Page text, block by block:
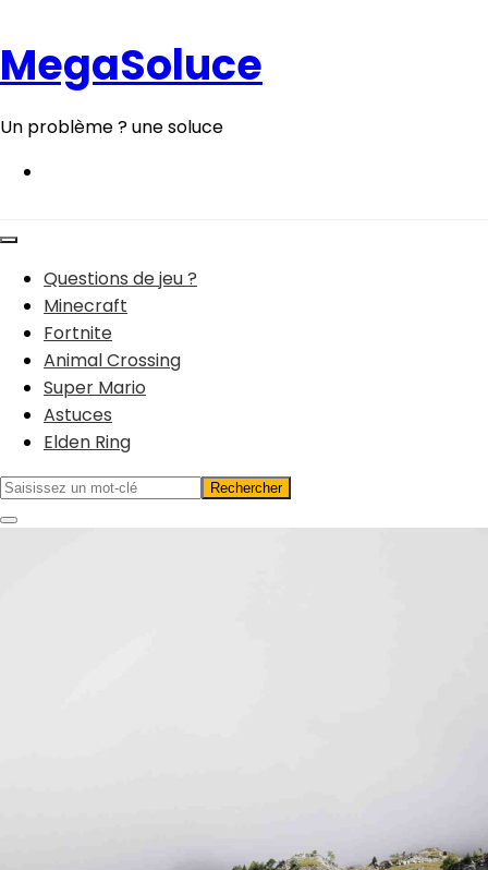
contenu
MegaSoluce
Un problème ? une soluce
Questions de jeu ?
Minecraft
Fortnite
Animal Crossing
Super Mario
Astuces
Elden Ring